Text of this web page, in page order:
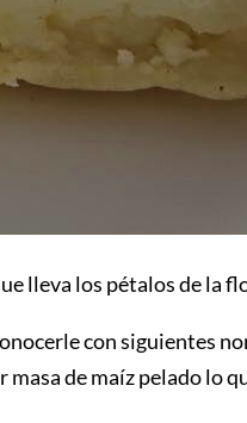
lleva los pétalos de la
con siguientes
de maíz pelado lo